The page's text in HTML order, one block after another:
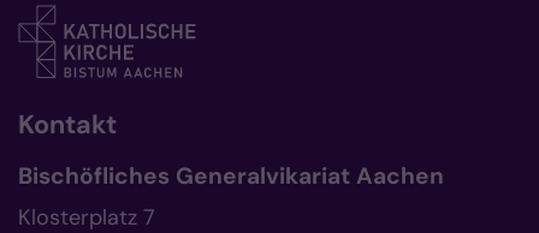
Kontakt
Bischöfliches Generalvikariat Aachen
Klosterplatz 7